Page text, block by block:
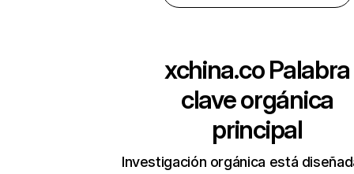
xchina.coPalabra
clave orgánica
principal
Investigación orgánica está